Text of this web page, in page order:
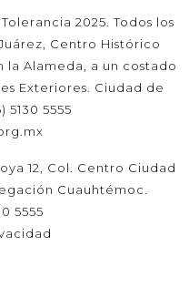
2025. Todos los
Centro Histórico
la Alameda, a un costado
Exteriores. Ciudad de
5130 5555
12, Col. Centro Ciudad
Cuauhtémoc.
5555